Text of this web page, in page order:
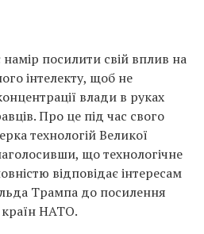
посилити свій вплив на
інтелекту, щоб не
влади в руках
Про це під час свого
технологій Великої
що технологічне
відповідає інтересам
Трампа до посилення
країн НАТО.